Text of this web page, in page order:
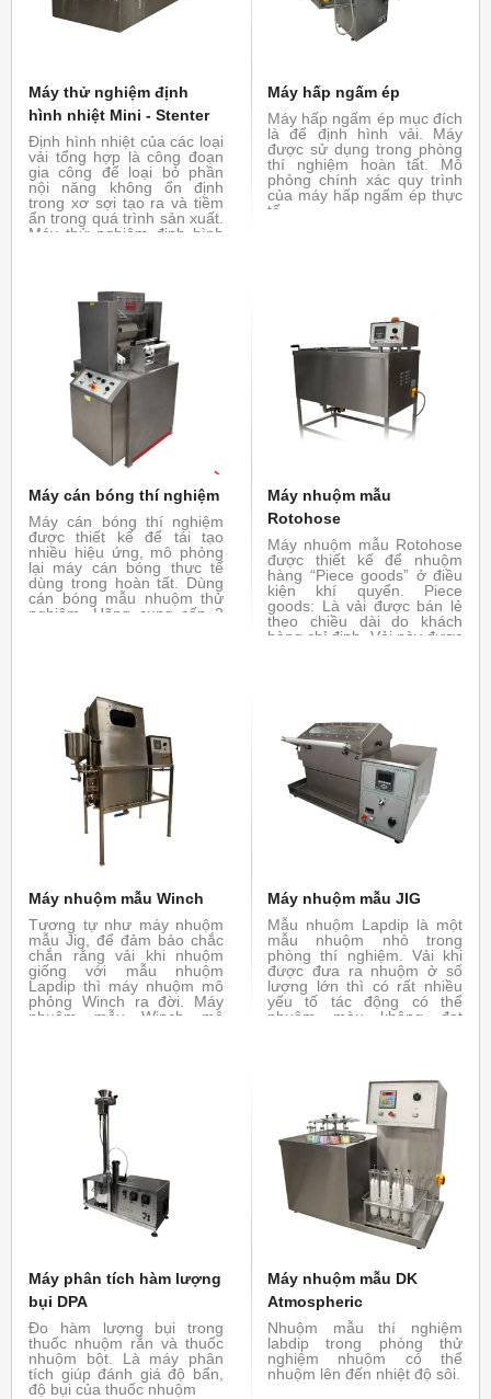
Máy thử nghiệm định
hình nhiệt Mini - Stenter
Định hình nhiệt của các loại
vải tổng hợp là công đoạn
gia công để loại bỏ phần
nội năng không ổn định
trong xơ sợi tạo ra và tiềm
ẩn trong quá trình sản xuất.
Máy thử nghiệm định hình
Thử nghiệm định hình nhiệt
với vải trong phòng thử
nghiệm hoàn tất
Máy hấp ngấm ép
Máy hấp ngấm ép mục đích
là để định hình vải. Máy
được sử dụng trong phòng
thí nghiệm hoàn tất. Mô
phỏng chính xác quy trình
của máy hấp ngấm ép thực
tế
Máy cán bóng thí nghiệm
Máy cán bóng thí nghiệm
được thiết kế để tái tạo
nhiều hiệu ứng, mô phỏng
lại máy cán bóng thực tế
dùng trong hoàn tất. Dùng
cán bóng mẫu nhuộm thử
nghiệm. Hãng cung cấp 2
sẵn tùy chọn cho các vật
liệu len, giấy, cotton,
polyamide.
Máy nhuộm mẫu
Rotohose
Máy nhuộm mẫu Rotohose
được thiết kế để nhuộm
hàng “Piece goods” ở điều
kiện khí quyển. Piece
goods: Là vải được bán lẻ
theo chiều dài do khách
hàng chỉ định. Vải này được
Máy nhuộm mẫu Winch
Tương tự như máy nhuộm
mẫu Jig, để đảm bảo chắc
chắn rằng vải khi nhuộm
giống với mẫu nhuộm
Lapdip thì máy nhuộm mô
phỏng Winch ra đời. Máy
nhuộm mẫu Winch mô
Máy nhuộm mẫu JIG
Mẫu nhuộm Lapdip là một
mẫu nhuộm nhỏ trong
phòng thí nghiệm. Vải khi
được đưa ra nhuộm ở số
lượng lớn thì có rất nhiều
yếu tố tác động có thể
nhuộm màu không đạt
vải khi nhuộm giống với
mẫu nhuộm Lapdip thì máy
nhuộm mô phỏng ra đời.
Máy nhuộm mẫu Jig mô
phỏng chức năng của máy
nhuộm Jigger thực tế, có
thể nhuộm như máy thực tế
Máy phân tích hàm lượng
bụi DPA
Đo hàm lượng bụi trong
thuốc nhuộm rắn và thuốc
nhuộm bột. Là máy phân
tích giúp đánh giá độ bẩn,
độ bụi của thuốc nhuộm
Máy nhuộm mẫu DK
Atmospheric
Nhuộm mẫu thí nghiệm
labdip trong phòng thử
nghiệm nhuộm có thể
nhuộm lên đến nhiệt độ sôi.